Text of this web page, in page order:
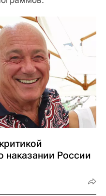
наказании России